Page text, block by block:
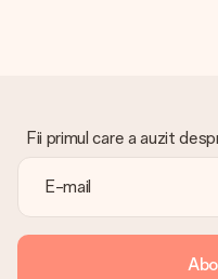
Fii primul care a auzit